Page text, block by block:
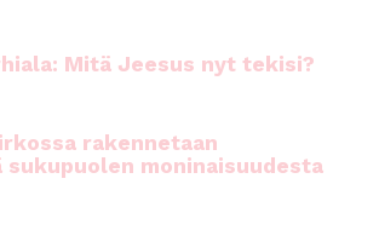
Mitä Jeesus nyt tekisi?
rakennetaan
sukupuolen moninaisuudesta